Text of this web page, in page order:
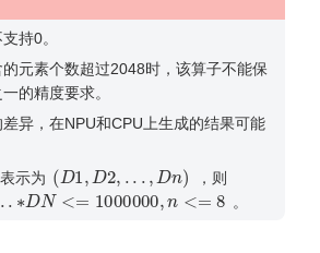
持0。
元素个数超过2048时，该算子不能保
的精度要求。
异，在NPU和CPU上生成的结果可能
示为 ( D1 D2, n) ，则
.∗DN<= 1000000,n<= 8 。